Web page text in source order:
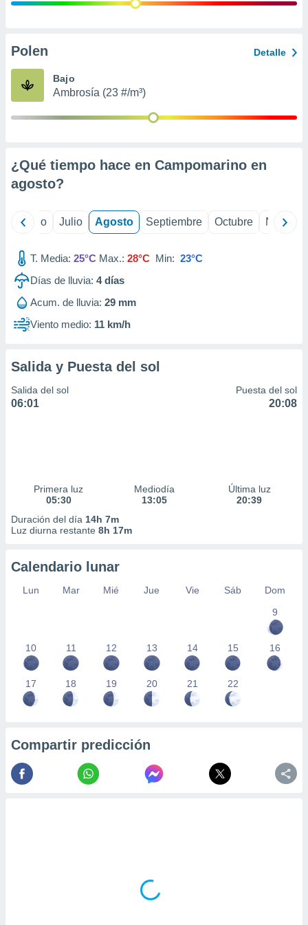
publicidad
de
Polen Detalle
Bajo
Ambrosía (23 #/m³)
¿Qué tiempo hace en Campomarino en
agosto?
Junio Julio Agosto Septiembre Octubre
T. Media: 25°C Max.: 28°C Min: 23°C
Días de lluvia: 4días
Acum. de lluvia: 29 mm
Viento medio: 11 km/h
Salida y Puesta del sol
Salida del sol
06:01
Puesta del sol
20:08
Primera luz
05:30
Mediodía
13:05
Última luz
20:39
Duración del día 14h 7m
Luz diurna restante 8h 17m
Calendario lunar
Lun Mar Mié Jue Vie Sáb
Dom
9
10 11 12 13 14 15 16
17 18 19 20 21 22
Compartir predicción